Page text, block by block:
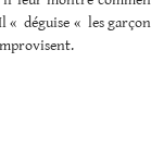
déguise « les